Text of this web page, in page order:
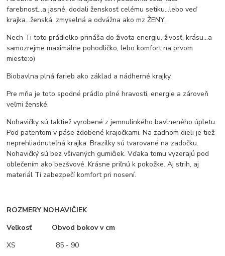
farebnosť...a jasné, dodali ženskosť celému setiku...lebo veď
krajka...ženská, zmyselná a odvážna ako mz ŽENY.
Nech Ti toto prádielko prináša do života energiu, živosť, krásu...a
samozrejme maximálne pohodličko, lebo komfort na prvom
mieste:o)
Biobavlna plná farieb ako základ a nádherné krajky.
Pre mňa je toto spodné prádlo plné hravosti, energie a zároveň
veľmi ženské.
Nohavičky sú taktiež vyrobené z jemnulinkého bavlneného úpletu.
Pod patentom v páse zdobené krajočkami. Na zadnom dieli je tiež
neprehliadnuteľná krajka. Brazilky sú tvarované na zadočku.
Nohavičký sú bez všivaných gumičiek. Vďaka tomu vyzerajú pod
oblečením ako bezšvové. Krásne priľnú k pokožke. Aj strih, aj
materiál Ti zabezpečí komfort pri nosení.
ROZMERY NOHAVIČIEK
Veľkosť Obvod bokov v cm
XS
85 - 90